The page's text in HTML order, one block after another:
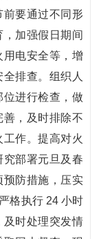
前要通过不同形
加强假日期间
电安全等，增
排查。组织人
位进行检查，做
，及时排除不
作。提高对火
究部署元旦及春
预防措施，压实
格执行 24 小时
及时处理突发情